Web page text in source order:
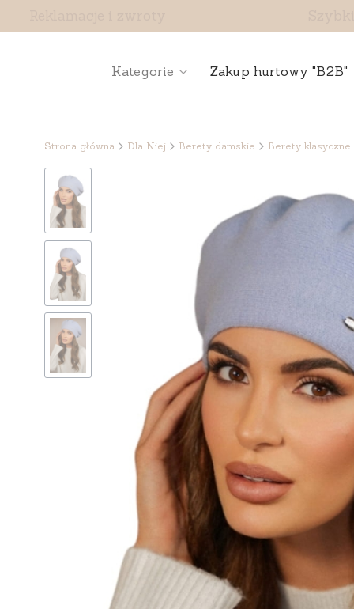
Kategorie Zakup hurtowy "B2B"
Strona główna Dla Niej Berety damskie Berety klasyczne